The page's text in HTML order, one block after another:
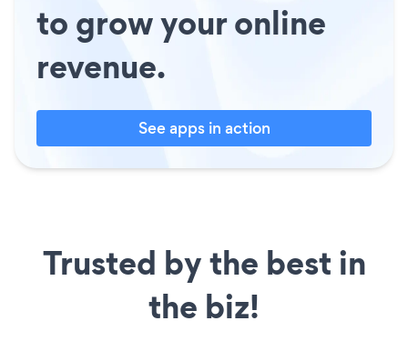
to grow your online
revenue.
See apps in action
Trusted by the best in
the biz!